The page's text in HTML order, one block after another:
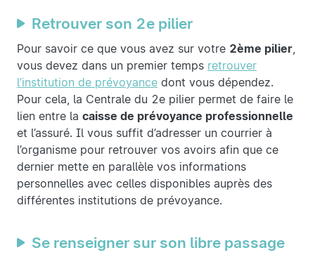
Retrouver son 2e pilier
Pour savoir ce que vous avez sur votre 2ème pilier,
vous devez dans un premier temps retrouver
l’institution de prévoyance dont vous dépendez.
Pour cela, la Centrale du 2e pilier permet de faire le
lien entre la caisse de prévoyance professionnelle
et l’assuré. Il vous suffit d’adresser un courrier à
l’organisme pour retrouver vos avoirs afin que ce
dernier mette en parallèle vos informations
personnelles avec celles disponibles auprès des
différentes institutions de prévoyance.
Se renseigner sur son libre passage